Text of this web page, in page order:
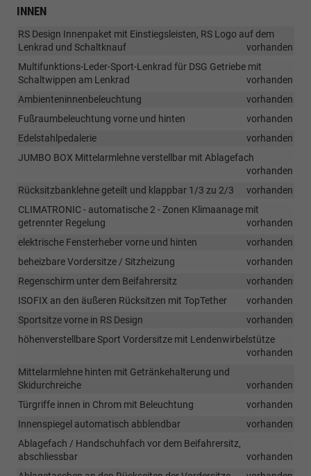
INNEN
RS Design Innenpaket mit Einstiegsleisten, RS Logo auf dem
Lenkrad und Schaltknauf
vorhanden
Multifunktions-Leder-Sport-Lenkrad für DSG Getriebe mit
Schaltwippen am Lenkrad
vorhanden
Ambienteninnenbeleuchtung
vorhanden
Fußraumbeleuchtung vorne und hinten
vorhanden
Edelstahlpedalerie
vorhanden
JUMBO BOX Mittelarmlehne verstellbar mit Ablagefach
vorhanden
Rücksitzbanklehne geteilt und klappbar 1/3 zu 2/3
vorhanden
CLIMATRONIC - automatische 2 - Zonen Klimaanage mit
getrennter Regelung
vorhanden
elektrische Fensterheber vorne und hinten
vorhanden
beheizbare Vordersitze / Sitzheizung
vorhanden
Regenschirm unter dem Beifahrersitz
vorhanden
ISOFIX an den äußeren Rücksitzen mit TopTether
vorhanden
Sportsitze vorne in RS Design
vorhanden
höhenverstellbare Sport Vordersitze mit Lendenwirbelstütze
vorhanden
Mittelarmlehne hinten mit Getränkehalterung und
Skidurchreiche
vorhanden
Türgriffe innen in Chrom mit Beleuchtung
vorhanden
Innenspiegel automatisch abblendbar
vorhanden
Ablagefach / Handschuhfach vor dem Beifahrersitz,
abschliessbar
vorhanden